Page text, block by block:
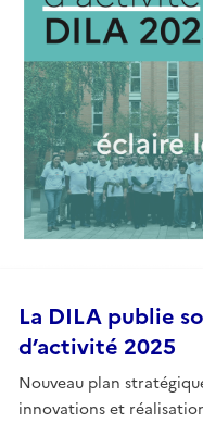
La DILA publie
d’activité 2025
Nouveau plan
innovations et